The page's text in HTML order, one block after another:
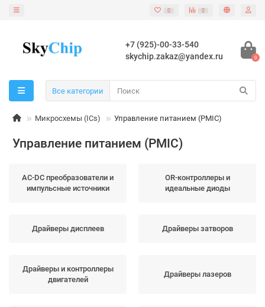
0 0
+7 (925)-00-33-540
skychip.zakaz@yandex.ru
0
Все категории
Микросхемы (ICs) Управление питанием (PMIC)
Управление питанием (PMIC)
AC-DC преобразователи и
импульсные источники
OR-контроллеры и
идеальные диоды
Драйверы дисплеев Драйверы затворов
Драйверы и контроллеры
двигателей
Драйверы лазеров